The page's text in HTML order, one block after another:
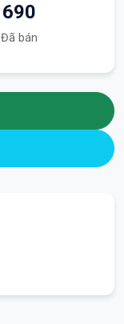
690
Đã bán